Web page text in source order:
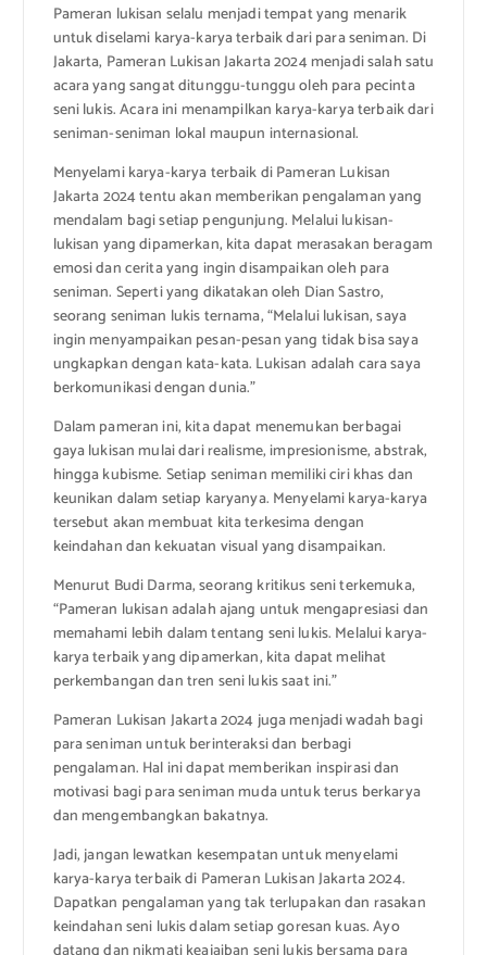
Pameran lukisan selalu menjadi tempat yang menarik
untuk diselami karya-karya terbaik dari para seniman. Di
Jakarta, Pameran Lukisan Jakarta 2024 menjadi salah satu
acara yang sangat ditunggu-tunggu oleh para pecinta
seni lukis. Acara ini menampilkan karya-karya terbaik dari
seniman-seniman lokal maupun internasional.
Menyelami karya-karya terbaik di Pameran Lukisan
Jakarta 2024 tentu akan memberikan pengalaman yang
mendalam bagi setiap pengunjung. Melalui lukisan-
lukisan yang dipamerkan, kita dapat merasakan beragam
emosi dan cerita yang ingin disampaikan oleh para
seniman. Seperti yang dikatakan oleh Dian Sastro,
seorang seniman lukis ternama, “Melalui lukisan, saya
ingin menyampaikan pesan-pesan yang tidak bisa saya
ungkapkan dengan kata-kata. Lukisan adalah cara saya
berkomunikasi dengan dunia.”
Dalam pameran ini, kita dapat menemukan berbagai
gaya lukisan mulai dari realisme, impresionisme, abstrak,
hingga kubisme. Setiap seniman memiliki ciri khas dan
keunikan dalam setiap karyanya. Menyelami karya-karya
tersebut akan membuat kita terkesima dengan
keindahan dan kekuatan visual yang disampaikan.
Menurut Budi Darma, seorang kritikus seni terkemuka,
“Pameran lukisan adalah ajang untuk mengapresiasi dan
memahami lebih dalam tentang seni lukis. Melalui karya-
karya terbaik yang dipamerkan, kita dapat melihat
perkembangan dan tren seni lukis saat ini.”
Pameran Lukisan Jakarta 2024 juga menjadi wadah bagi
para seniman untuk berinteraksi dan berbagi
pengalaman. Hal ini dapat memberikan inspirasi dan
motivasi bagi para seniman muda untuk terus berkarya
dan mengembangkan bakatnya.
Jadi, jangan lewatkan kesempatan untuk menyelami
karya-karya terbaik di Pameran Lukisan Jakarta 2024.
Dapatkan pengalaman yang tak terlupakan dan rasakan
keindahan seni lukis dalam setiap goresan kuas. Ayo